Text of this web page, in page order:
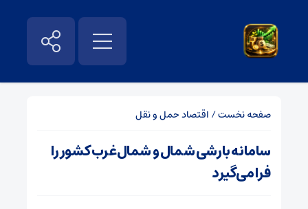
صفحه نخست/ اقتصاد حمل و نقل
سامانه بارشی شمال و شمال‌غرب کشور را
فرا می‌گیرد